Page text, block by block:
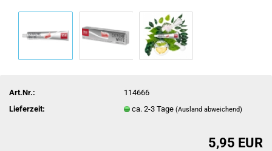
Art.Nr.:
114666
Lieferzeit:
ca. 2-3 Tage(Ausland abweichend)
5,95 EUR